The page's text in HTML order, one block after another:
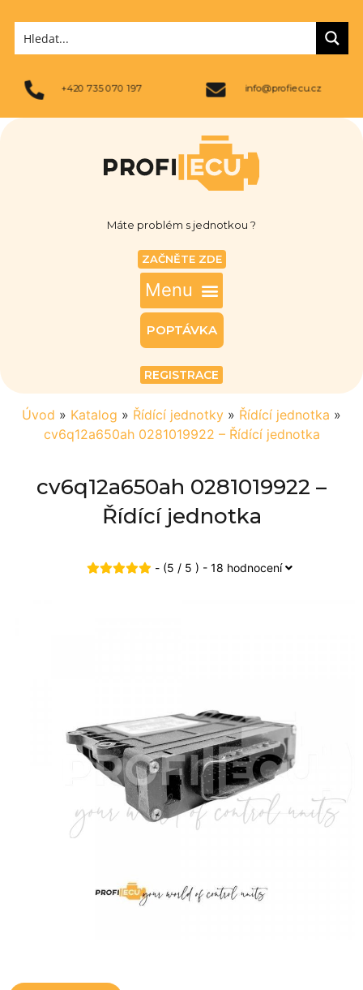
+420 735 070 197 info@profiecu.cz
Máte problém s jednotkou ?
ZAČNĚTE ZDE
POPTÁVKA
REGISTRACE
Úvod » Katalog » Řídící jednotky » Řídící jednotka »
cv6q12a650ah 0281019922 – Řídící jednotka
cv6q12a650ah 0281019922 –
Řídící jednotka
- (5 / 5 ) - 18 hodnocení